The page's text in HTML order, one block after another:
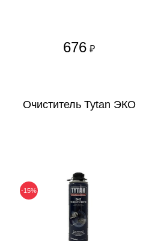
676 ₽
Очиститель Tytan ЭКО
-15%